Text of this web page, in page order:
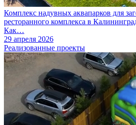
Комплекс надувных аквапарков для
ресторанного комплекса в
Как…
29 апреля 2026
Реализованные проекты